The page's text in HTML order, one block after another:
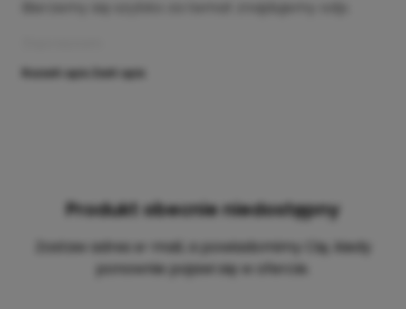
Rozwiń opis Zwiń opis
Produkt obecnie niedostępny
Zostaw adres e-mail, a powiadomimy Cię, kiedy
ponownie pojawi się w ofercie.